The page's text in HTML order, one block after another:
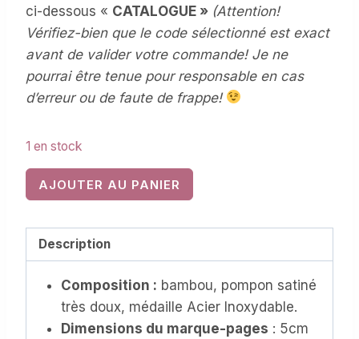
ci-dessous « CATALOGUE » (Attention!
Vérifiez-bien que le code sélectionné est exact
avant de valider votre commande! Je ne
pourrai être tenue pour responsable en cas
d’erreur ou de faute de frappe!
1 en stock
quantité
de
pages
en
BOIS,
personnalisable
(MPB-
AJOUTER AU PANIER
Description
Composition : bambou, pompon satiné
très doux, médaille Acier Inoxydable.
Dimensions du marque-pages : 5cm